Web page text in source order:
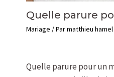
Quelle parure
Mariage / Parmatthieu hamel
Quelle parure pour un